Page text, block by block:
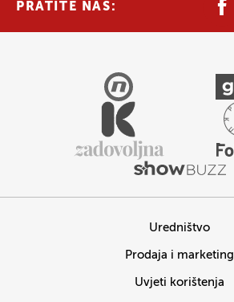
PRATITE NAS:
Uredništvo
Prodaja i marketing
Uvjeti korištenja